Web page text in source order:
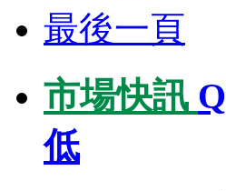
最後一頁
市場快訊
低